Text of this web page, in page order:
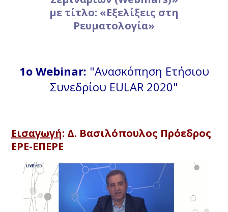
με τίτλο: «Εξελίξεις στη
Ρευματολογία»
1o Webinar: "Ανασκόπηση Ετήσιου
Συνεδρίου EULAR 2020"
Εισαγωγή: Δ. Βασιλόπουλος Πρόεδρος
ΕΡΕ-ΕΠΕΡΕ